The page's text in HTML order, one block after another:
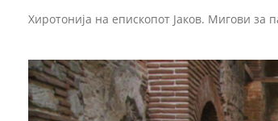
Хиротонија на епископот Јаков. Мигови